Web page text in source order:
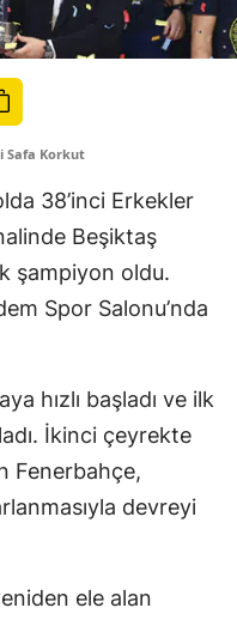
Safa Korkut
38’inci Erkekler
Beşiktaş
şampiyon oldu.
Spor Salonu’nda
hızlı başladı ve ilk
İkinci çeyrekte
Fenerbahçe,
devreyi
ele alan